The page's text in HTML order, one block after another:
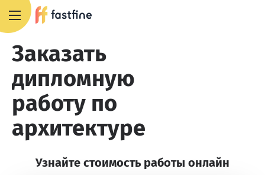
Заказать
дипломную
работу по
архитектуре
Узнайте стоимость работы онлайн